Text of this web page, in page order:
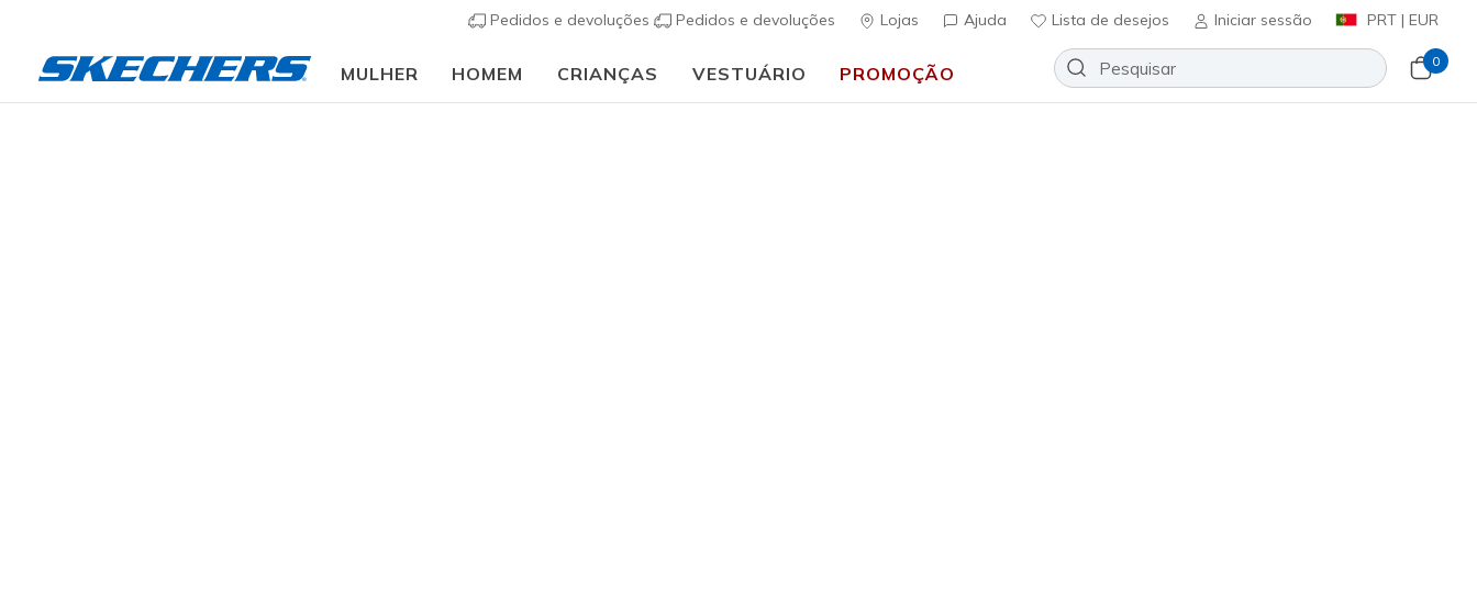
Pedidos e devoluções Pedidos e devoluções Lojas Ajuda Lista de desejos Iniciar sessão PRT | EUR
MULHER HOMEM CRIANÇAS VESTUÁRIO PROMOÇÃO
0